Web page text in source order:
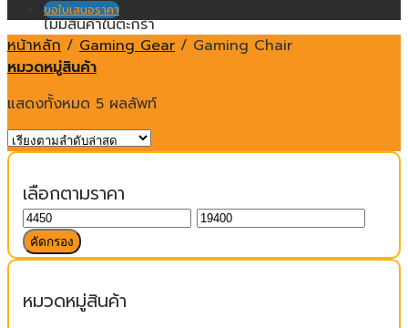
ไม่มีสินค้าในตะกร้า
ขอใบเสนอราคา
หน้าหลัก / Gaming Gear / Gaming Chair
หมวดหมู่สินค้า
แสดงทั้งหมด 5 ผลลัพท์
เลือกตามราคา
ราคา
ต่ำ
สุด
ราคา
คัดกรอง
หมวดหมู่สินค้า